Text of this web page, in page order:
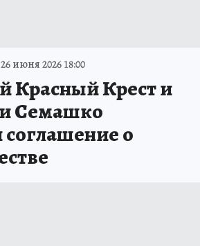
26 июня 2026 18:00
Красный Крест и
Семашко
о